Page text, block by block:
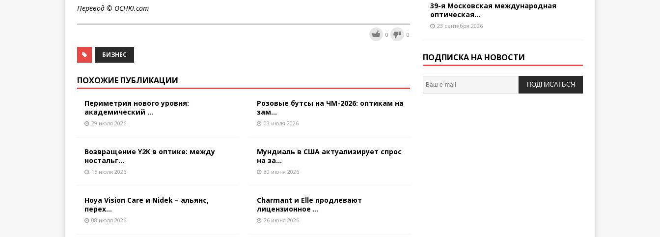
Перевод © OCHKI.com
0 0
БИЗНЕС
ПОХОЖИЕ ПУБЛИКАЦИИ
Периметрия нового уровня:
академический ...
29 июля 2026
Возвращение Y2K в оптике: между
ностальг...
15 июля 2026
Hoya Vision Care и Nidek – альянс,
перех...
08 июля 2026
Розовые бутсы на ЧМ-2026: оптикам на
зам...
03 июля 2026
Мундиаль в США актуализирует спрос
на за...
30 июня 2026
Charmant и Elle продлевают
лицензионное ...
26 июня 2026
39-я Московская международная
оптическая...
23 сентября 2026
ПОДПИСКА НА НОВОСТИ
ПОДПИСАТЬСЯ